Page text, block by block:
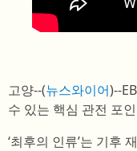
고양--(뉴스와이어)--
수 있는 핵심 관전 포
‘최후의 인류’는 기후